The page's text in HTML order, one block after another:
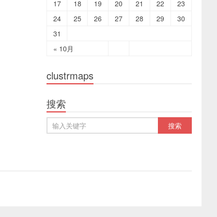
« 10月
17 18 19 20 21 22
23
24
25 26 27 28 29
30
31
clustrmaps
搜索